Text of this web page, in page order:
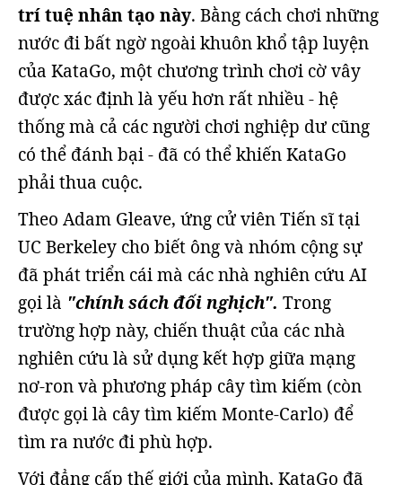
trí tuệ nhân tạo này. Bằng cách chơi những
nước đi bất ngờ ngoài khuôn khổ tập luyện
của KataGo, một chương trình chơi cờ vây
được xác định là yếu hơn rất nhiều - hệ
thống mà cả các người chơi nghiệp dư cũng
có thể đánh bại - đã có thể khiến KataGo
phải thua cuộc.
Theo Adam Gleave, ứng cử viên Tiến sĩ tại
UC Berkeley cho biết ông và nhóm cộng sự
đã phát triển cái mà các nhà nghiên cứu AI
gọi là "chính sách đối nghịch". Trong
trường hợp này, chiến thuật của các nhà
nghiên cứu là sử dụng kết hợp giữa mạng
nơ-ron và phương pháp cây tìm kiếm (còn
được gọi là cây tìm kiếm Monte-Carlo) để
tìm ra nước đi phù hợp.
Với đẳng cấp thế giới của mình, KataGo đã